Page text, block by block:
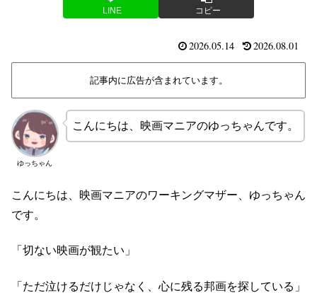
LINE コピー
2026.05.14 2026.08.01
記事内に広告が含まれています。
ゆっちゃん
こんにちは、映画マニアのゆっちゃんです。
こんにちは、映画マニアのワーキングマザー、ゆっちゃん
です。
「切ない映画が観たい」
「ただ泣けるだけじゃなく、心に残る邦画を探している」